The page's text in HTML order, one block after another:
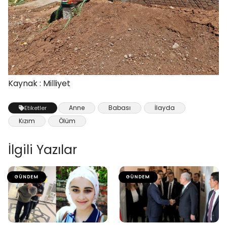
Kaynak : Milliyet
Etiketler Anne Babası
İlayda
Kızım
Ölüm
İlgili Yazılar
GÜNDEM GÜNDEM